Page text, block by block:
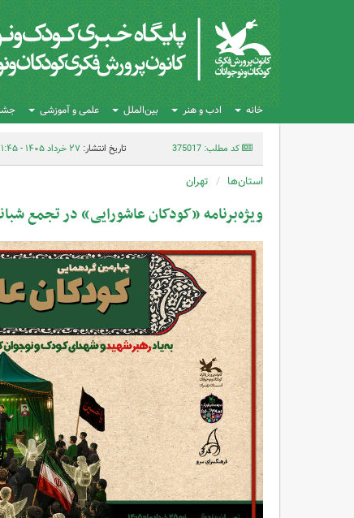
خانه ادب و هنر بین‌الملل علمی و آموزشی
کد مطلب: 375017 تاریخ انتشار:۲۷ خرداد ۱۴۰۵ - ۱۱:۴۵
استان‌ها تهران
ویژه‌برنامه «کودکان عاشورایی» در تجمع